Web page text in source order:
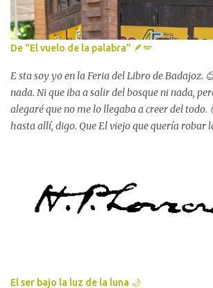
amazon.com/author/lolaperezgarcia 💫
De "El vuelo de la palabra" 🪶🪽
E sta soy yo en la Feria del Libro de Badajoz.
nada. Ni que iba a salir del bosque ni nada,
alegaré que no me lo llegaba a creer del todo.
hasta allí, digo. Que El viejo que quería robar
viejo que quería robar la primavera" Mira,
junto a mis compañeros de El vuelo de la
cuento en Extremadura en 2026 . Mis
mucho más llevadera mi saudade de la casita y
El ser bajo la luz de la luna 🌙